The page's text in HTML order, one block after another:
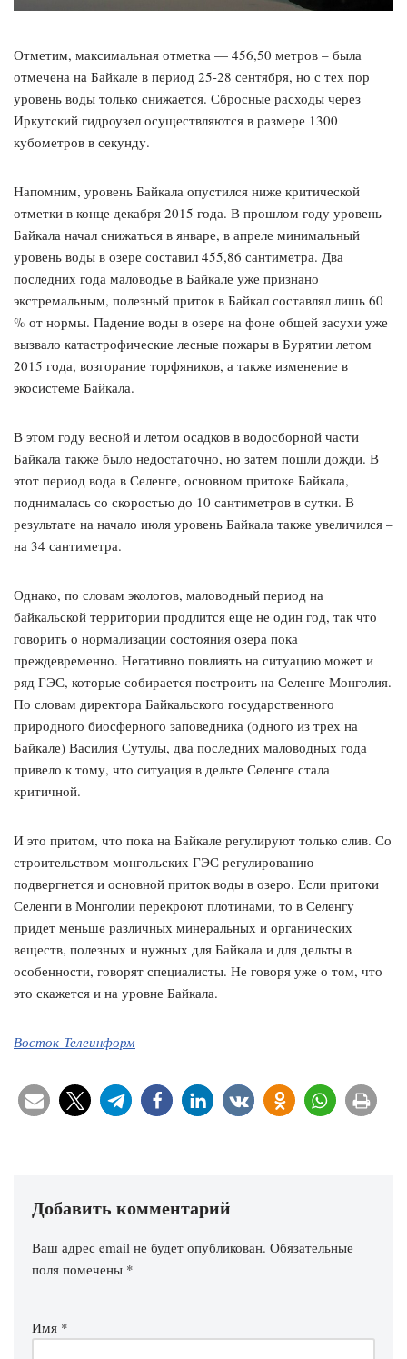
Отметим, максимальная отметка — 456,50 метров – была
отмечена на Байкале в период 25-28 сентября, но с тех пор
уровень воды только снижается. Сбросные расходы через
Иркутский гидроузел осуществляются в размере 1300
кубометров в секунду.
Напомним, уровень Байкала опустился ниже критической
отметки в конце декабря 2015 года. В прошлом году уровень
Байкала начал снижаться в январе, в апреле минимальный
уровень воды в озере составил 455,86 сантиметра. Два
последних года маловодье в Байкале уже признано
экстремальным, полезный приток в Байкал составлял лишь 60
% от нормы. Падение воды в озере на фоне общей засухи уже
вызвало катастрофические лесные пожары в Бурятии летом
2015 года, возгорание торфяников, а также изменение в
экосистеме Байкала.
В этом году весной и летом осадков в водосборной части
Байкала также было недостаточно, но затем пошли дожди. В
этот период вода в Селенге, основном притоке Байкала,
поднималась со скоростью до 10 сантиметров в сутки. В
результате на начало июля уровень Байкала также увеличился –
на 34 сантиметра.
Однако, по словам экологов, маловодный период на
байкальской территории продлится еще не один год, так что
говорить о нормализации состояния озера пока
преждевременно. Негативно повлиять на ситуацию может и
ряд ГЭС, которые собирается построить на Селенге Монголия.
По словам директора Байкальского государственного
природного биосферного заповедника (одного из трех на
Байкале) Василия Сутулы, два последних маловодных года
привело к тому, что ситуация в дельте Селенге стала
критичной.
И это притом, что пока на Байкале регулируют только слив. Со
строительством монгольских ГЭС регулированию
подвергнется и основной приток воды в озеро. Если притоки
Селенги в Монголии перекроют плотинами, то в Селенгу
придет меньше различных минеральных и органических
веществ, полезных и нужных для Байкала и для дельты в
особенности, говорят специалисты. Не говоря уже о том, что
это скажется и на уровне Байкала.
Восток-Телеинформ
Добавить комментарий
Ваш адрес email не будет опубликован. Обязательные
поля помечены *
Имя *